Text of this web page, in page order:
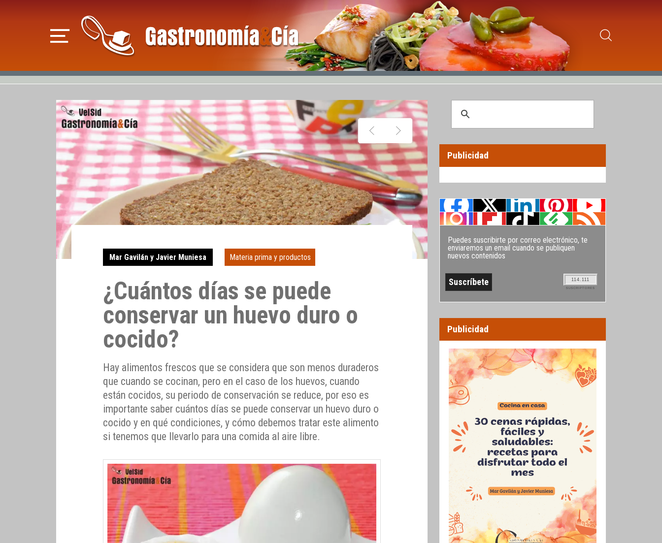
Mar Gavilán y Javier Muniesa Materia prima y productos
¿Cuántos días se puede
conservar un huevo duro o
cocido?
Hay alimentos frescos que se considera que son menos duraderos
que cuando se cocinan, pero en el caso de los huevos, cuando
están cocidos, su periodo de conservación se reduce, por eso es
importante saber cuántos días se puede conservar un huevo duro o
cocido y en qué condiciones, y cómo debemos tratar este alimento
si tenemos que llevarlo para una comida al aire libre.
Publicidad
Puedes suscribirte por correo electrónico, te
enviaremos un email cuando se publiquen
nuevos contenidos
114.111
SUSCRIPTORES
Publicidad